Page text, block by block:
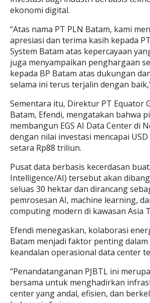
ekonomi digital.
“Atas nama PT PLN Batam, kami
apresiasi dan terima kasih kepada
System Batam atas kepercayaan
juga menyampaikan penghargaan
kepada BP Batam atas dukungan
selama ini terus terjalin dengan
Sementara itu, Direktur PT Equator
Batam, Efendi, mengatakan bahwa
membangun EGS AI Data Center di
dengan nilai investasi mencapai
setara Rp88 triliun.
Pusat data berbasis kecerdasan
Intelligence/AI) tersebut akan
seluas 30 hektar dan dirancang
pemrosesan AI, machine learning,
computing modern di kawasan Asia
Efendi menegaskan, kolaborasi
Batam menjadi faktor penting dalam
keandalan operasional data center
“Penandatanganan PJBTL ini
bersama untuk menghadirkan
center yang andal, efisien, dan